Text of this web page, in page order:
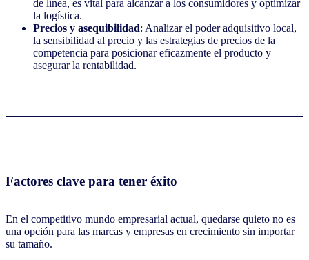
de línea, es vital para alcanzar a los consumidores y optimizar
la logística. ​
Precios y asequibilidad: Analizar el poder adquisitivo local,
la sensibilidad al precio y las estrategias de precios de la
competencia para posicionar eficazmente el producto y
asegurar la rentabilidad.
Factores clave para tener éxito
En el competitivo mundo empresarial actual, quedarse quieto no es
una opción para las marcas y empresas en crecimiento sin importar
su tamaño.